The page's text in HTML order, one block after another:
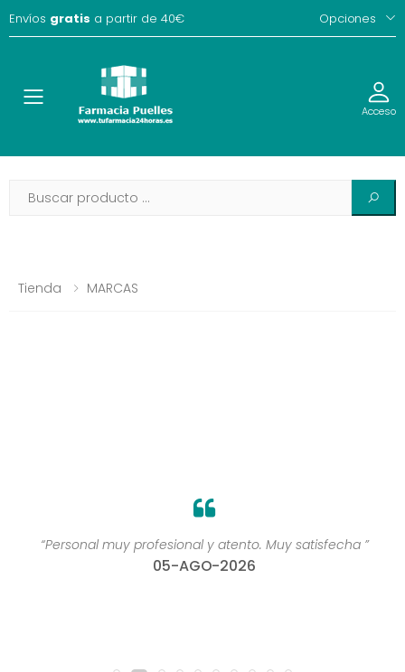
Envíos gratis a partir de 40€ Opciones
Toggle Acceso
Tienda MARCAS
“Personal muy profesional y atento. Muy satisfecha ”
05-AGO-2026